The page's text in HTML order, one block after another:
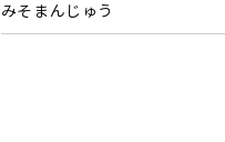
みそまんじゅう